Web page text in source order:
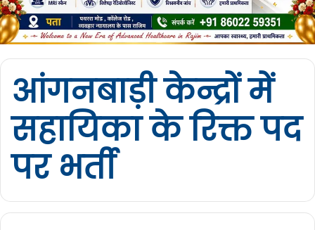
आंगनबाड़ी केन्द्रों में
सहायिका के रिक्त पद
पर भर्ती